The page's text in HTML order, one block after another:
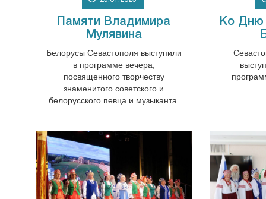
Памяти Владимира
Мулявина
Белорусы Севастополя выступили
в программе вечера,
посвященного творчеству
знаменитого советского и
белорусского певца и музыканта.
Ко Дню